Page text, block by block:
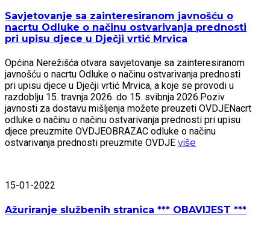
Savjetovanje sa zainteresiranom javnošću o
nacrtu Odluke o načinu ostvarivanja prednosti
pri upisu djece u Dječji vrtić Mrvica
Općina Nerežišća otvara savjetovanje sa zainteresiranom
javnošću o nacrtu Odluke o načinu ostvarivanja prednosti
pri upisu djece u Dječji vrtić Mrvica, a koje se provodi u
razdoblju 15. travnja 2026. do 15. svibnja 2026.Poziv
javnosti za dostavu mišljenja možete preuzeti OVDJENacrt
odluke o načinu o načinu ostvarivanja prednosti pri upisu
djece preuzmite OVDJEOBRAZAC odluke o načinu
ostvarivanja prednosti preuzmite OVDJE više
15-01-2022
Ažuriranje službenih stranica *** OBAVIJEST ***